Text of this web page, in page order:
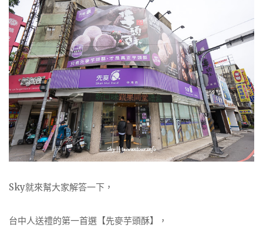
Sky就來幫大家解答一下，
台中人送禮的第一首選【先麥芋頭酥】，